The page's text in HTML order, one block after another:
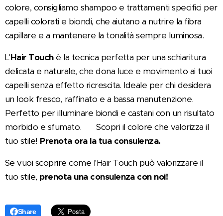
colore, consigliamo shampoo e trattamenti specifici per
capelli colorati e biondi, che aiutano a nutrire la fibra
capillare e a mantenere la tonalità sempre luminosa.
L'Hair Touchè la tecnica perfetta per una schiaritura
delicata e naturale, che dona luce e movimento ai tuoi
capelli senza effetto ricrescita. Ideale per chi desidera
un look fresco, raffinato e a bassa manutenzione.
Perfetto per illuminare biondi e castani con un risultato
morbido e sfumato. ✨ Scopri il colore che valorizza il
tuo stile! Prenota ora la tua consulenza.
Se vuoi scoprire come l'Hair Touch può valorizzare il
tuo stile, prenota una consulenza con noi!
Share